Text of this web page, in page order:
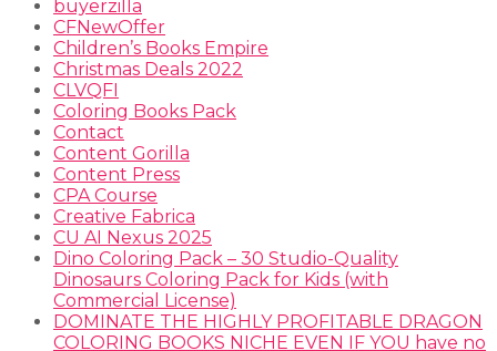
buyerzilla
CFNewOffer
Children’s Books Empire
Christmas Deals 2022
CLVQFI
Coloring Books Pack
Contact
Content Gorilla
Content Press
CPA Course
Creative Fabrica
CU AI Nexus 2025
Dino Coloring Pack – 30 Studio-Quality
Dinosaurs Coloring Pack for Kids (with
Commercial License)
DOMINATE THE HIGHLY PROFITABLE DRAGON
COLORING BOOKS NICHE EVEN IF YOU have no